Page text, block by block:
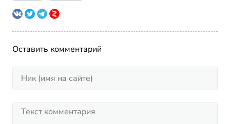
Оставить комментарий